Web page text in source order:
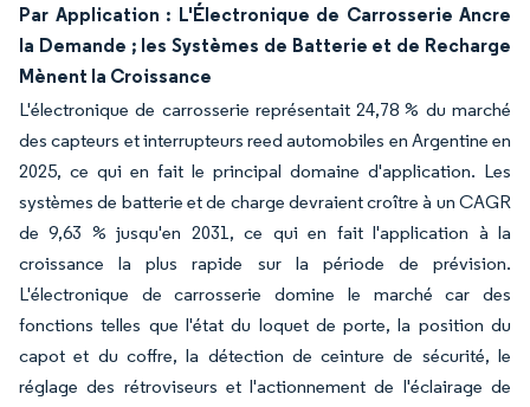
Par Application : L'Électronique de Carrosserie Ancre
la Demande ; les Systèmes de Batterie et de Recharge
Mènent la Croissance
L'électronique de carrosserie représentait 24,78 % du marché
des capteurs et interrupteurs reed automobiles en Argentine en
2025, ce qui en fait le principal domaine d'application. Les
systèmes de batterie et de charge devraient croître à un CAGR
de 9,63 % jusqu'en 2031, ce qui en fait l'application à la
croissance la plus rapide sur la période de prévision.
L'électronique de carrosserie domine le marché car des
fonctions telles que l'état du loquet de porte, la position du
capot et du coffre, la détection de ceinture de sécurité, le
réglage des rétroviseurs et l'actionnement de l'éclairage de